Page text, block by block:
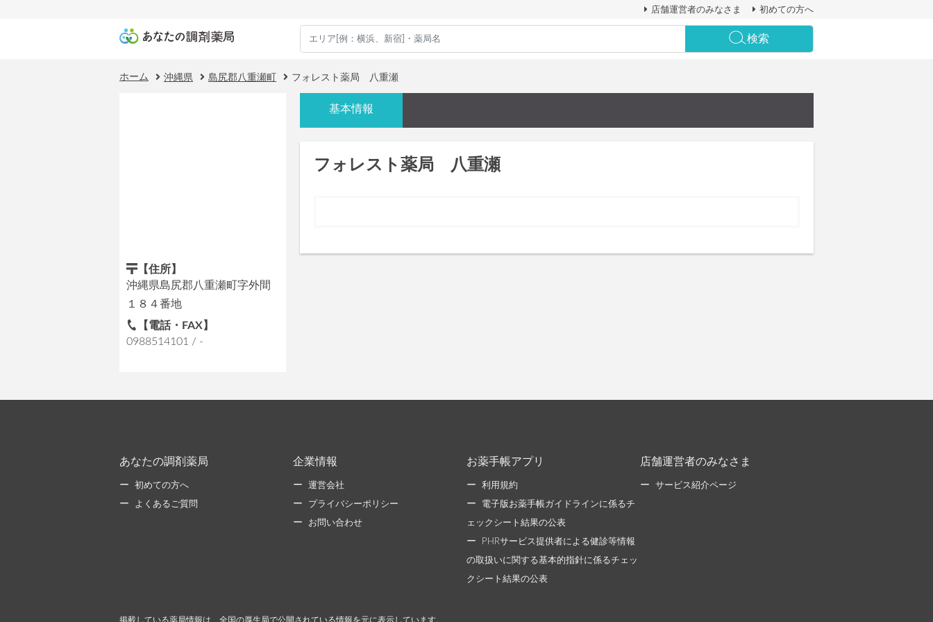
店舗運営者のみなさま 初めての方へ
検索
ホーム 沖縄県 島尻郡八重瀬町 フォレスト薬局 八重瀬
【住所】
沖縄県島尻郡八重瀬町字外間
１８４番地
【電話・FAX】
0988514101 / -
基本情報
フォレスト薬局 八重瀬
あなたの調剤薬局
初めての方へ
よくあるご質問
企業情報
運営会社
プライバシーポリシー
お問い合わせ
お薬手帳アプリ
利用規約
電子版お薬手帳ガイドラインに係るチ
ェックシート結果の公表
PHRサービス提供者による健診等情報
の取扱いに関する基本的指針に係るチェッ
クシート結果の公表
店舗運営者のみなさま
サービス紹介ページ
掲載している薬局情報は、全国の厚生局で公開されている情報を元に表示しています。